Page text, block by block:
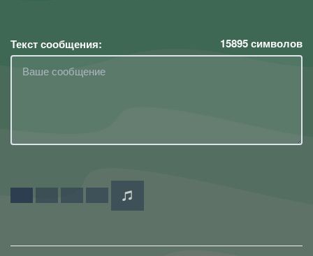
Текст сообщения: 15895символов